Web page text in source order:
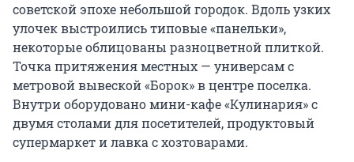
советской эпохе небольшой городок. Вдоль узких
улочек выстроились типовые «панельки»,
некоторые облицованы разноцветной плиткой.
Точка притяжения местных — универсам с
метровой вывеской «Борок» в центре поселка.
Внутри оборудовано мини-кафе «Кулинария» с
двумя столами для посетителей, продуктовый
супермаркет и лавка с хозтоварами.